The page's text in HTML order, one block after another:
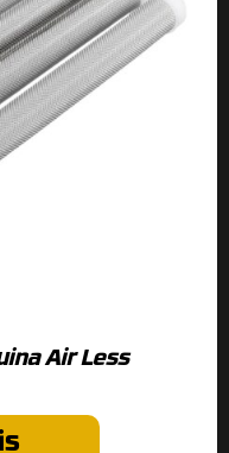
Air Less